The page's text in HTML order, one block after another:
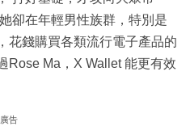
卻在年輕男性族群，特別是
花錢購買各類流行電子產品的
Rose Ma，X Wallet 能更有效
廣告